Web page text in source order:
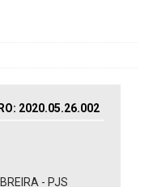
2020.05.26.002
- PJS